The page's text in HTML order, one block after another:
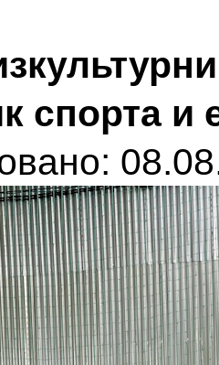
спорта и